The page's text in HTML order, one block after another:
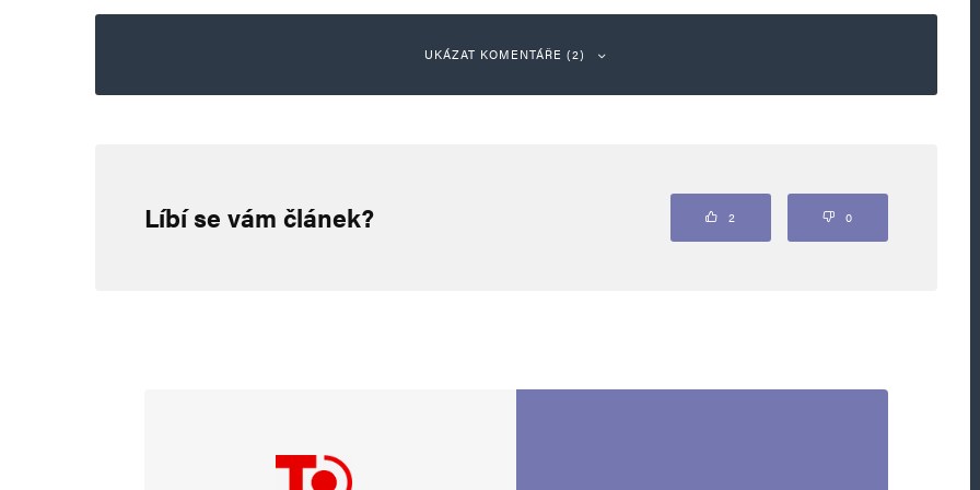
UKÁZAT KOMENTÁŘE (2)
Místní referenda za účelem zákonného ošetření oprávněných zájmů občanů
volby (a jejich výsledky) do nejvyšších ústavních funkcí, zejména do Sněmovny,
protože právě ve Sněmovně se rozhoduje o mocenském uspořádání
Líbí se vám článek? 2 0